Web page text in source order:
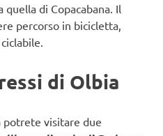
di Copacabana. Il
percorso in bicicletta,
di Olbia
potrete visitare due